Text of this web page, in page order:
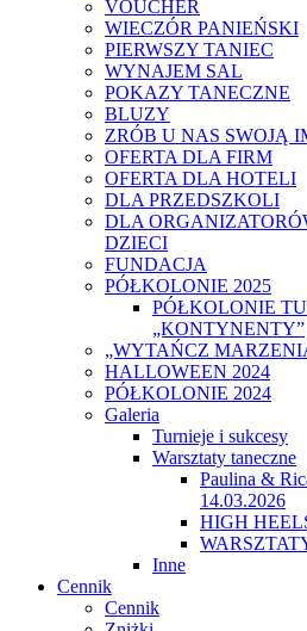
VOUCHER
WIECZÓR PANIEŃSKI
PIERWSZY TANIEC
WYNAJEM SAL
POKAZY TANECZNE
BLUZY
ZRÓB U NAS SWOJĄ
OFERTA DLA FIRM
OFERTA DLA HOTELI
DLA PRZEDSZKOLI
DLA
DZIECI
FUNDACJA
PÓŁKOLONIE 2025
PÓŁKOLONIE
„KONTYNENTY”
„WYTAŃCZ
HALLOWEEN 2024
PÓŁKOLONIE 2024
Galeria
Turnieje i sukcesy
Warsztaty taneczne
Paulina &
14.03.2026
HIGH
Inne
Cennik
Cennik